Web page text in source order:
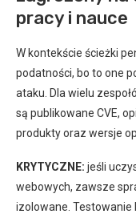
pracy i nauce
W kontekście ścieżki
podatności, bo to one
ataku. Dla wielu
są publikowane CVE,
produkty oraz wersje
KRYTYCZNE: jeśli
webowych, zawsze
izolowane. Testowanie